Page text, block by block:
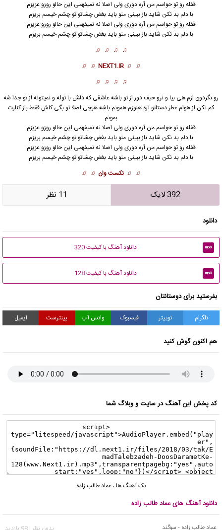
قفله رو تو حواسم من آره دوری ولی اصلا نه نمیفهمی این حالو روزو عزیزم
با دلم بد نکن شاید باز ببینی منو باید بغض چشاتو تو چشم خیسم بریزم
قفله رو تو حواسم من آره دوری ولی اصلا نه نمیفهمی این حالو روزو عزیزم
با دلم بد نکن شاید باز ببینی منو باید بغض چشاتو تو چشم خیسم بریزم
♫ ♫ ♫ ♫
♫ ♫
NEXT1.IR
♫ ♫
♫ ♫ ♫ ♫
رو نگردون ازم هی بیا و نرو حیف دور از تو باشه عاشقی که دلش با توئه و نمیتونه از تو جدا شه
کم نکن از هوام عطر دستاتو آره هنوزم همونم باشه هرچی اصلا تو بگی کاش فقط باز کنارت
بمونم
قفله رو تو حواسم من آره دوری ولی اصلا نه نمیفهمی این حالو روزو عزیزم
با دلم بد نکن شاید باز ببینی منو باید بغض چشاتو تو چشم خیسم بریزم
قفله رو تو حواسم من آره دوری ولی اصلا نه نمیفهمی این حالو روزو عزیزم
با دلم بد نکن شاید باز ببینی منو باید بغض چشاتو تو چشم خیسم بریزم
♫ ♫ نکست وان ♫ ♫
392 لایک 11 نظر
دانلود
mp3 دانلود آهنگ با کیفیت 320
mp3 دانلود آهنگ با کیفیت 128
بفرستید برای دوستانتان
تلگرام توییتر فیسبوک واتس آپ پینترست ایمیل
هم اکنون گوش کنید
کد پخش این آهنگ در سایت و وبلاگ شما
تک آهنگ ها،عماد طالب زاده
دانلود آهنگ های عماد طالب زاده
عماد طالب زاده - سوگند